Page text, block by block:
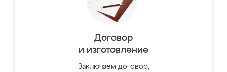
Договор
и изготовление
Заключаем договор,